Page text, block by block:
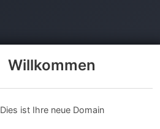
Willkommen
Dies ist Ihre neue Domain